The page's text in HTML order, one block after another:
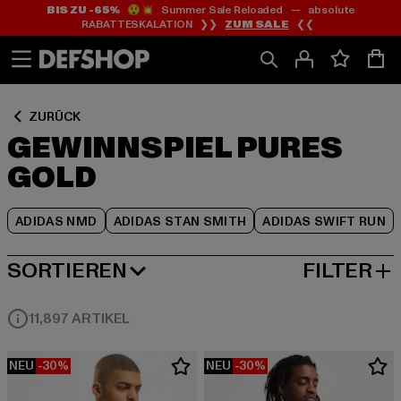
Zum
Inhalt
springen
Zum
Fußzeile
springen
BIS ZU -65%😲💥 Summer Sale Reloaded — absolute
RABATTESKALATION ❯❯ ZUM SALE ❮❮
ZURÜCK
GEWINNSPIEL PURES
GOLD
ADIDAS NMD ADIDAS STAN SMITH ADIDAS SWIFT RUN
Zum
Produktraster
springen
SORTIEREN
BELIEBTESTE FILTER
11,897 ARTIKEL
NEU -30% NEU -30%